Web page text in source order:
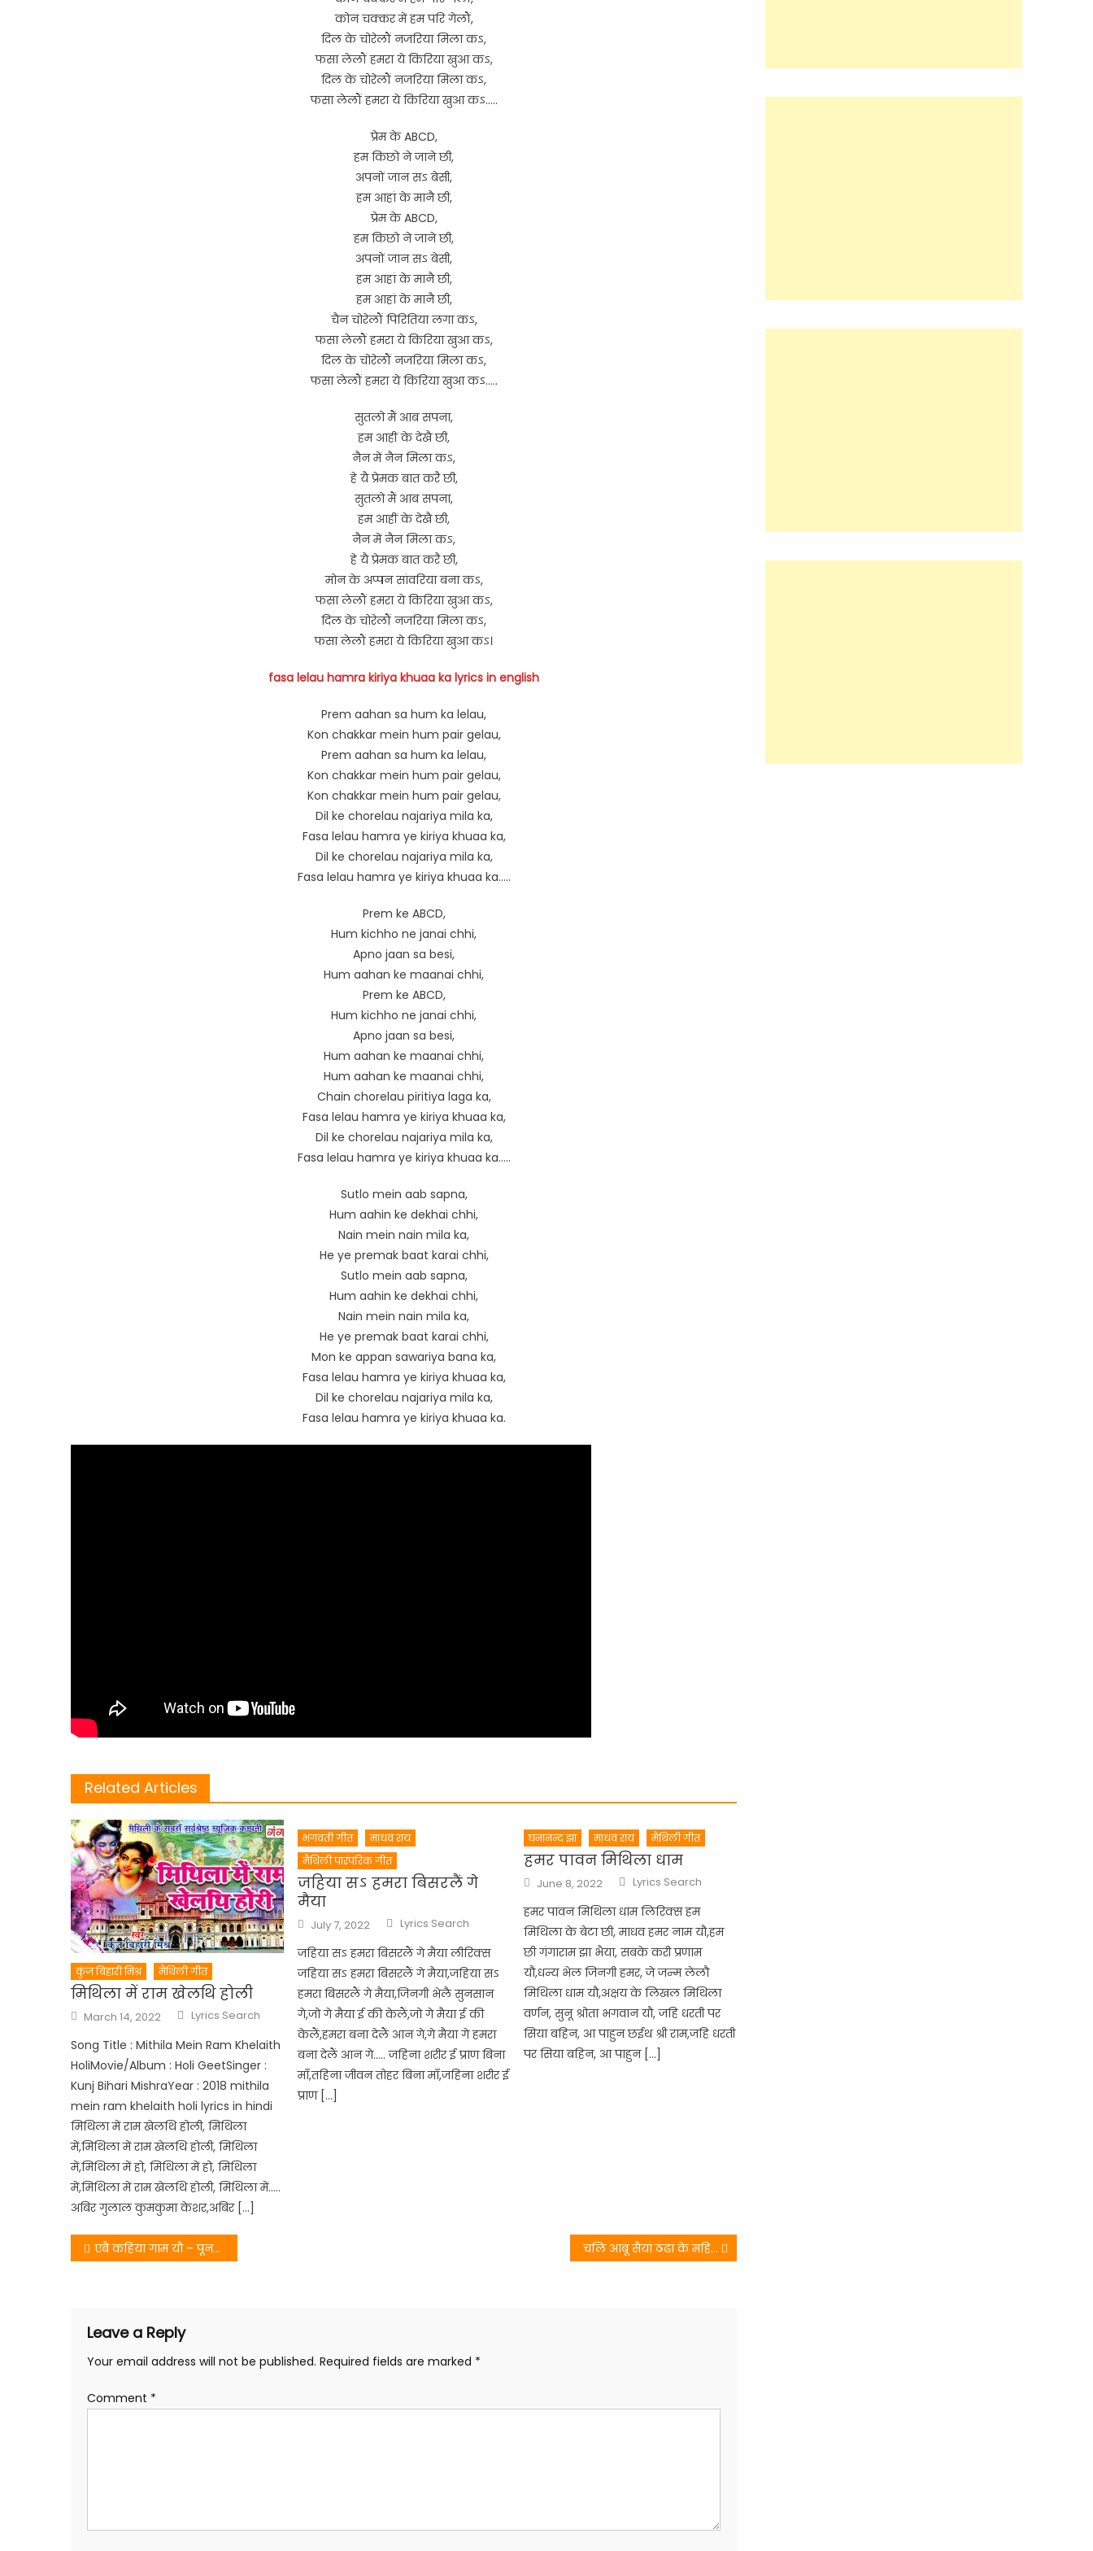
कोन चक्कर में हम परि गेलौं,
दिल के चोरेलौं नजरिया मिला कऽ,
फसा लेलौं हमरा ये किरिया खुआ कऽ,
दिल के चोरेलौं नजरिया मिला कऽ,
फसा लेलौं हमरा ये किरिया खुआ कऽ…..
प्रेम के ABCD,
हम किछो ने जाने छी,
अपनों जान सऽ बेसी,
हम आहां के मानै छी,
प्रेम के ABCD,
हम किछो ने जाने छी,
अपनों जान सऽ बेसी,
हम आहां के मानै छी,
हम आहां के मानै छी,
चैन चोरेलौं पिरितिया लगा कऽ,
फसा लेलौं हमरा ये किरिया खुआ कऽ,
दिल के चोरेलौं नजरिया मिला कऽ,
फसा लेलौं हमरा ये किरिया खुआ कऽ…..
सुतलो मैं आब सपना,
हम आहीं के देखै छी,
नैन में नैन मिला कऽ,
हे यै प्रेमक बात करै छी,
सुतलो मैं आब सपना,
हम आहीं के देखै छी,
नैन में नैन मिला कऽ,
हे यै प्रेमक बात करै छी,
मोन के अप्पन सांवरिया बना कऽ,
फसा लेलौं हमरा ये किरिया खुआ कऽ,
दिल के चोरेलौं नजरिया मिला कऽ,
फसा लेलौं हमरा ये किरिया खुआ कऽ।
fasa lelau hamra kiriya khuaa ka lyrics in english
Prem aahan sa hum ka lelau,
Kon chakkar mein hum pair gelau,
Prem aahan sa hum ka lelau,
Kon chakkar mein hum pair gelau,
Kon chakkar mein hum pair gelau,
Dil ke chorelau najariya mila ka,
Fasa lelau hamra ye kiriya khuaa ka,
Dil ke chorelau najariya mila ka,
Fasa lelau hamra ye kiriya khuaa ka…..
Prem ke ABCD,
Hum kichho ne janai chhi,
Apno jaan sa besi,
Hum aahan ke maanai chhi,
Prem ke ABCD,
Hum kichho ne janai chhi,
Apno jaan sa besi,
Hum aahan ke maanai chhi,
Hum aahan ke maanai chhi,
Chain chorelau piritiya laga ka,
Fasa lelau hamra ye kiriya khuaa ka,
Dil ke chorelau najariya mila ka,
Fasa lelau hamra ye kiriya khuaa ka…..
Sutlo mein aab sapna,
Hum aahin ke dekhai chhi,
Nain mein nain mila ka,
He ye premak baat karai chhi,
Sutlo mein aab sapna,
Hum aahin ke dekhai chhi,
Nain mein nain mila ka,
He ye premak baat karai chhi,
Mon ke appan sawariya bana ka,
Fasa lelau hamra ye kiriya khuaa ka,
Dil ke chorelau najariya mila ka,
Fasa lelau hamra ye kiriya khuaa ka.
Related Articles
कुंज बिहारी मिश्र मैथिली गीत
मिथिला में राम खेलथि होली
Posted
on
March 14, 2022 Author
Lyrics Search
Song Title : Mithila Mein Ram Khelaith
HoliMovie/Album : Holi GeetSinger :
Kunj Bihari MishraYear : 2018 mithila
mein ram khelaith holi lyrics in hindi
मिथिला में राम खेलथि होली, मिथिला
में,मिथिला में राम खेलथि होली, मिथिला
में,मिथिला में हो, मिथिला में हो, मिथिला
में,मिथिला में राम खेलथि होली, मिथिला में…..
अबिर गुलाल कुमकुमा केशर,अबिर […]
भगवती गीत
माधव राय
मैथिली पारंपरिक गीत
जहिया सऽ हमरा बिसरलैं गे
मैया
Posted
on
July 7, 2022 Author
Lyrics Search
जहिया सऽ हमरा बिसरलैं गे मैया लीरिक्स
जहिया सऽ हमरा बिसरलैं गे मैया,जहिया सऽ
हमरा बिसरलैं गे मैया,जिनगी भेलै सुनसान
गे,जो गे मैया ई की केलैं,जो गे मैया ई की
केलैं,हमरा बना देलैं आन गे,गे मैया गे हमरा
बना देलैं आन गे….. जहिना शरीर ई प्राण बिना
माँ,तहिना जीवन तोहर बिना माँ,जहिना शरीर ई
प्राण […]
घनानन्द झा माधव राय मैथिली गीत
हमर पावन मिथिला धाम
Posted
on
June 8, 2022 Author
Lyrics Search
हमर पावन मिथिला धाम लिरिक्स हम
मिथिला के बेटा छी, माधव हमर नाम यौ,हम
छी गंगाराम झा भैया, सबके करी प्रणाम
यौ,धन्य भेल जिनगी हमर, जे जन्म लेलौ
मिथिला धाम यौ,अक्षय के लिखल मिथिला
वर्णन, सुनू श्रोता भगवान यौ, जहि धरती पर
सिया बहिन, आ पाहुन छईथ श्री राम,जहि धरती
पर सिया बहिन, आ पाहुन […]
Post
एबै कहिया गाम यौ – पूनम मिश्रा चलि आबू सैयां ठंढा के महिना में – सन्नू कुमार
Leave a Reply
Your email address will not be published. Required fields are marked *
Comment *